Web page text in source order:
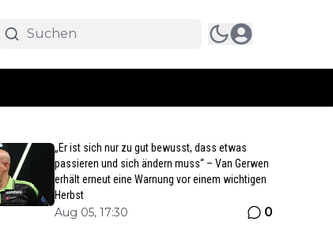
„Er ist sich nur zu gut bewusst, dass etwas
passieren und sich ändern muss“ – Van Gerwen
erhält erneut eine Warnung vor einem wichtigen
Herbst
Aug 05, 17:30 0